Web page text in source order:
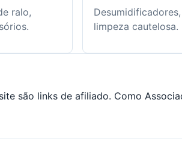
ralo,
limpeza cautelosa.
são links de afiliado. Como